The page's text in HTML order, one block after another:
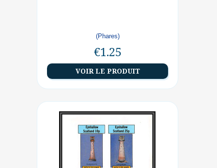
(Phares)
€1.25
VOIR LE PRODUIT